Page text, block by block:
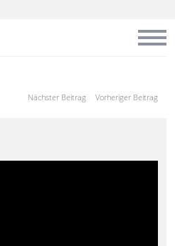
Vorheriger Beitrag
Nächster Beitrag